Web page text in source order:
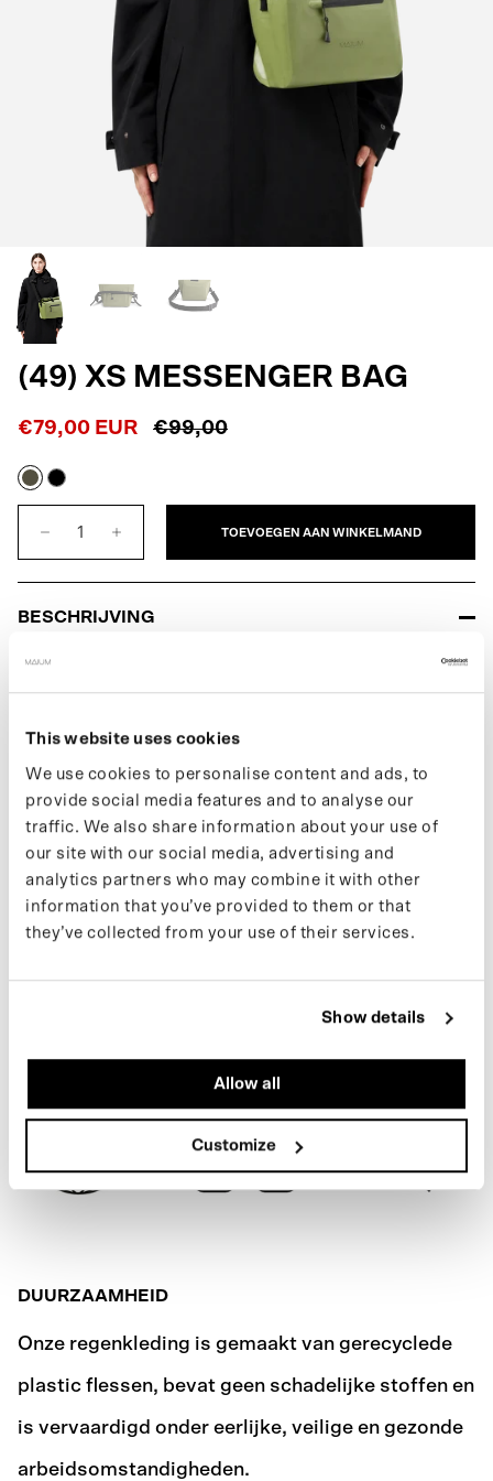
This website uses cookies
We use cookies to personalise content and ads, to
provide social media features and to analyse our
traffic. We also share information about your use of
our site with our social media, advertising and
analytics partners who may combine it with other
information that you’ve provided to them or that
they’ve collected from your use of their services.
Show details
Allow all
Customize
ARMY GREEN
(49) XS MESSENGER BAG
€79,00 EUR €99,00
ArmyBlack
TOEVOEGEN AAN WINKELMAND
BESCHRIJVING
De XS Messenger Bag voor dames is een waterdichte, kleine
van 20 gerecyclede flessen en 100% gerecycled polyester met
Wil je op de hoogte blijven van nieuwe drops en het laatste
nieuws, volg ons dan opInstagramof schrijf je in voor onze
nieuwsbrief.
SPECIFICATIES
DUURZAAMHEID
Onze regenkleding is gemaakt van gerecyclede
plastic flessen, bevat geen schadelijke stoffen en
is vervaardigd onder eerlijke, veilige en gezonde
arbeidsomstandigheden.